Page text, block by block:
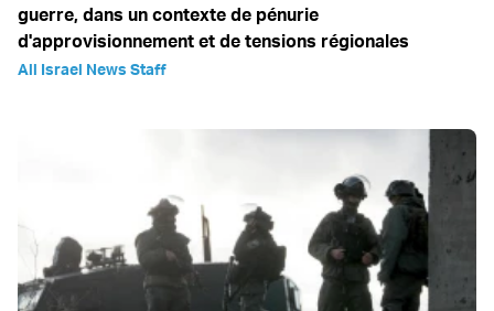
guerre, dans un contexte de pénurie
d'approvisionnement et de tensions régionales
All Israel News Staff